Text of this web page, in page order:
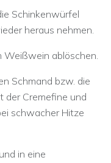
Schinkenwürfel
heraus nehmen.
Weißwein ablöschen.
Schmand bzw. die
der Cremefine und
schwacher Hitze
in eine